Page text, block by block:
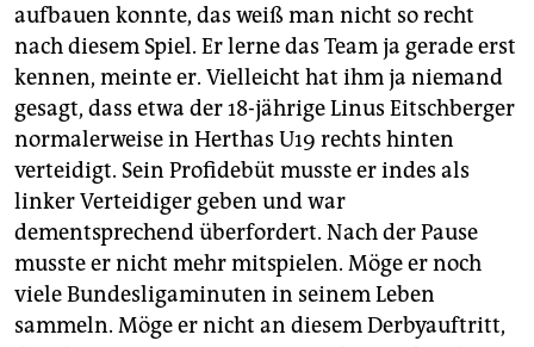
aufbauen konnte, das weiß man nicht so recht
nach diesem Spiel. Er lerne das Team ja gerade erst
kennen, meinte er. Vielleicht hat ihm ja niemand
gesagt, dass etwa der 18-jährige Linus Eitschberger
normalerweise in Herthas U19 rechts hinten
verteidigt. Sein Profidebüt musste er indes als
linker Verteidiger geben und war
dementsprechend überfordert. Nach der Pause
musste er nicht mehr mitspielen. Möge er noch
viele Bundesligaminuten in seinem Leben
sammeln. Möge er nicht an diesem Derbyauftritt,